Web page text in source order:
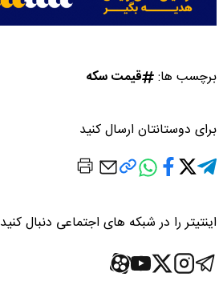
برچسب ها: قیمت سکه
برای دوستانتان ارسال کنید
اینتیتر را در شبکه های اجتماعی دنبال کنید